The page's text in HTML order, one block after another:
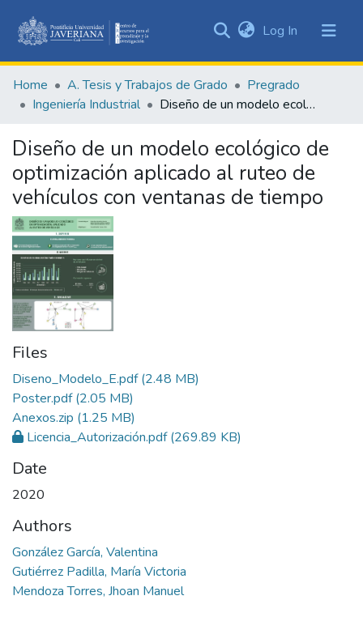
&
Collections
Statistics
Log In (current)
Home A. Tesis y Trabajos de Grado
Pregrado
Ingeniería Industrial
Diseño de un modelo ecológico de optimización aplicado al ruteo de vehículos con ventanas de tiempo
Diseño de un modelo ecológico de
optimización aplicado al ruteo de
vehículos con ventanas de tiempo
Files
Diseno_Modelo_E.pdf(2.48 MB)
Poster.pdf(2.05 MB)
Anexos.zip (1.25 MB)
Licencia_Autorización.pdf(269.89 KB)
Date
2020
Authors
González García, Valentina
Gutiérrez Padilla, María Victoria
Mendoza Torres, Jhoan Manuel